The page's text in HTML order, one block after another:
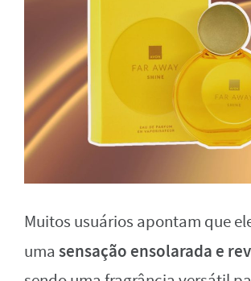
Muitos usuários apontam que
uma sensação ensolarada e